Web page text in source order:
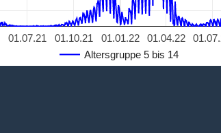
Altersgruppe 5 bis 14
01.01.22
01.07.21 01.10.21 01.04.22